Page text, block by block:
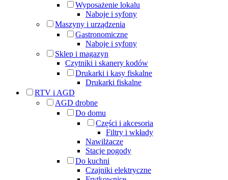
Wyposażenie lokalu
Naboje i syfony
Maszyny i urządzenia
Gastronomiczne
Naboje i syfony
Sklep i magazyn
Czytniki i skanery kodów
Drukarki i kasy fiskalne
Drukarki fiskalne
RTV i AGD
AGD drobne
Do domu
Części i akcesoria
Filtry i wkłady
Nawilżacze
Stacje pogody
Do kuchni
Czajniki elektryczne